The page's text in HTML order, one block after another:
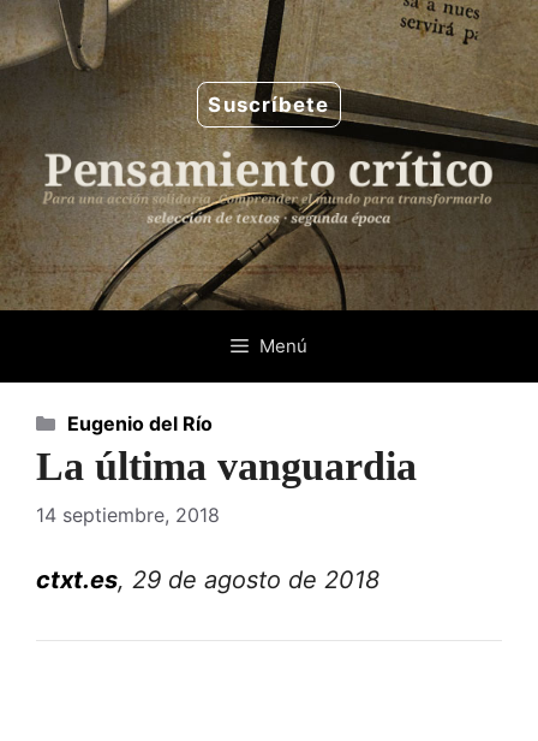
Saltar
al
contenido
Suscríbete
Menú
La última vanguardia
14 septiembre, 2018
ctxt.es, 29 de agosto de 2018
Categorías
Eugenio del Río